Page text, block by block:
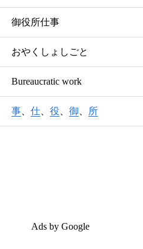
御役所仕事
おやくしょしごと
Bureaucratic work
事、 仕、 役 御 所
Ads by Google